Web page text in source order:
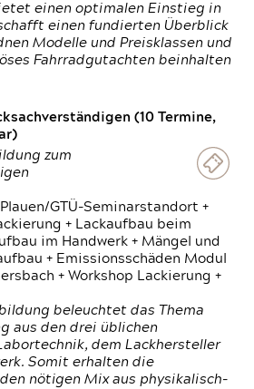
einen optimalen Einstieg in
einen fundierten Überblick
Modelle und Preisklassen und
Fahrradgutachten beinhalten
(10 Termine,
zum
GTÜ-Seminarstandort +
+ Lackaufbau beim
im Handwerk + Mängel und
+ Emissionsschäden Modul
+ Workshop Lackierung +
beleuchtet das Thema
aus den drei üblichen
dem Lackhersteller
Somit erhalten die
nötigen Mix aus physikalisch-